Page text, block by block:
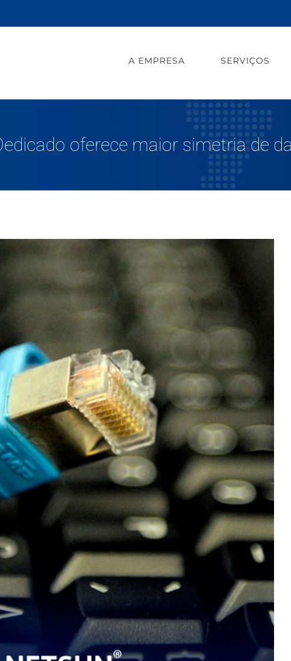
A EMPRESA SERVIÇOS
oferece maior simetria de